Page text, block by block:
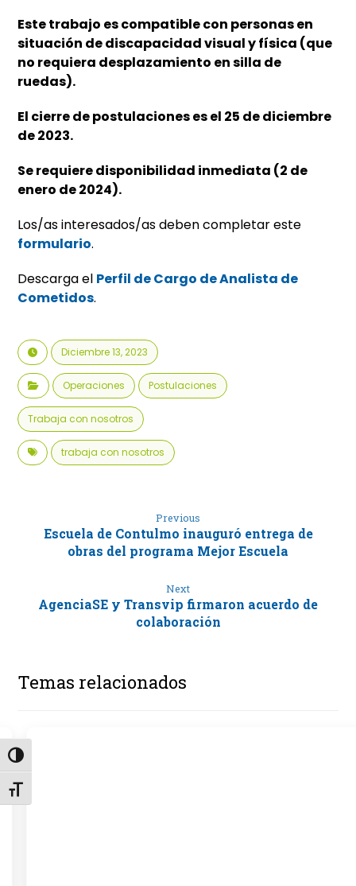
Alternar alto contraste
Alternar tamaño de letra
Este trabajo es compatible con personas en
situación de discapacidad visual y física (que
no requiera desplazamiento en silla de
ruedas).
El cierre de postulaciones es el 25 de diciembre
de 2023.
Se requiere disponibilidad inmediata (2 de
enero de 2024).
Los/as interesados/as deben completar este
formulario.
Descarga el Perfil de Cargo de Analista de
Cometidos.
Diciembre 13, 2023
Operaciones Postulaciones
Trabaja con nosotros
trabaja con nosotros
Previous
Escuela de Contulmo inauguró entrega de
obras del programa Mejor Escuela
Next
AgenciaSE y Transvip firmaron acuerdo de
colaboración
Temas relacionados